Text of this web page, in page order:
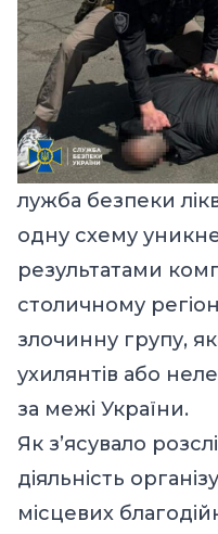
лужба безпеки
одну схему
результатами
столичному
злочинну групу,
ухилянтів або
за межі України.
Як з’ясувало
діяльність
місцевих